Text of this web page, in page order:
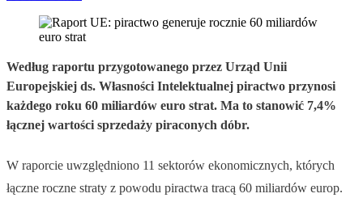
Według raportu przygotowanego przez Urząd Unii
Europejskiej ds. Własności Intelektualnej piractwo przynosi
każdego roku 60 miliardów euro strat. Ma to stanowić 7,4%
łącznej wartości sprzedaży piraconych dóbr.
W raporcie uwzględniono 11 sektorów ekonomicznych, których
łączne roczne straty z powodu piractwa tracą 60 miliardów europ.